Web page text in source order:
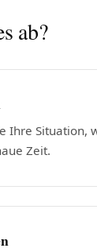
ab?
Ihre Situation,
Zeit.